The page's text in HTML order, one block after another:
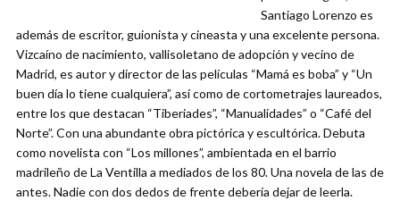
Santiago Lorenzo es
además de escritor, guionista y cineasta y una excelente persona.
Vizcaíno de nacimiento, vallisoletano de adopción y vecino de
Madrid, es autor y director de las películas “Mamá es boba” y “Un
buen día lo tiene cualquiera”, así como de cortometrajes laureados,
entre los que destacan “Tiberiades”, “Manualidades” o “Café del
Norte”. Con una abundante obra pictórica y escultórica. Debuta
como novelista con “Los millones”, ambientada en el barrio
madrileño de La Ventilla a mediados de los 80. Una novela de las de
antes. Nadie con dos dedos de frente debería dejar de leerla.